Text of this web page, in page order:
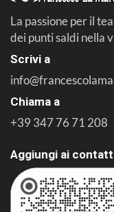
La passione per il
dei punti saldi nella
Scrivi a
Chiama a
+39 347 76 71 208
Aggiungi ai